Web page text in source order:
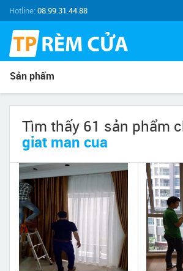
Hotline:08.99.31.44.88
Sản phẩm
Tìm thấy 61 sản phẩm
giat man cua